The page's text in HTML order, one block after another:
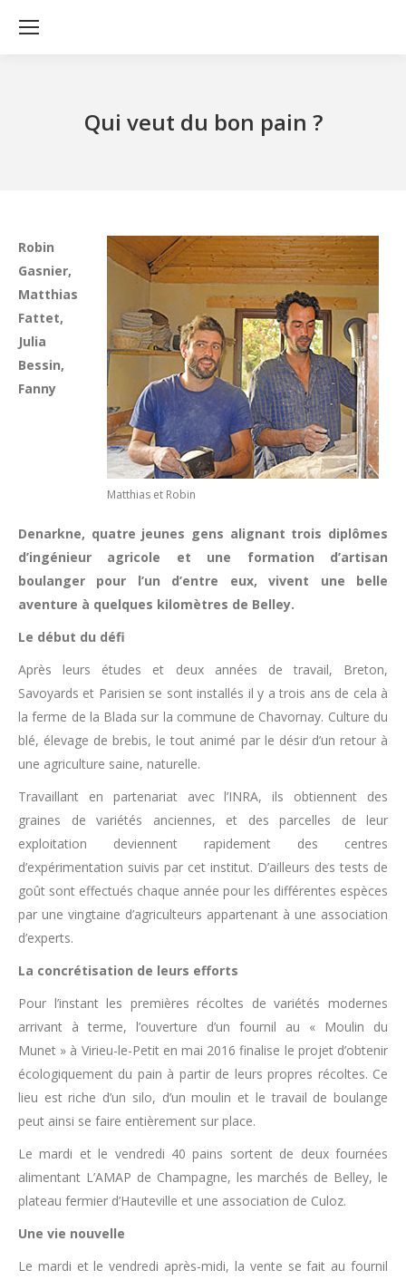
Qui veut du bon pain ?
Matthias et Robin
Robin
Gasnier,
Matthias
Fattet,
Julia
Bessin,
Fanny
Denarkne, quatre jeunes gens alignant trois diplômes
d’ingénieur agricole et une formation d’artisan
boulanger pour l’un d’entre eux, vivent une belle
aventure à quelques kilomètres de Belley.
Le début du défi
Après leurs études et deux années de travail, Breton,
Savoyards et Parisien se sont installés il y a trois ans de cela à
la ferme de la Blada sur la commune de Chavornay. Culture du
blé, élevage de brebis, le tout animé par le désir d’un retour à
une agriculture saine, naturelle.
Travaillant en partenariat avec l’INRA, ils obtiennent des
graines de variétés anciennes, et des parcelles de leur
exploitation deviennent rapidement des centres
d’expérimentation suivis par cet institut. D’ailleurs des tests de
goût sont effectués chaque année pour les différentes espèces
par une vingtaine d’agriculteurs appartenant à une association
d’experts.
La concrétisation de leurs efforts
Pour l’instant les premières récoltes de variétés modernes
arrivant à terme, l’ouverture d’un fournil au « Moulin du
Munet » à Virieu-le-Petit en mai 2016 finalise le projet d’obtenir
écologiquement du pain à partir de leurs propres récoltes. Ce
lieu est riche d’un silo, d’un moulin et le travail de boulange
peut ainsi se faire entièrement sur place.
Le mardi et le vendredi 40 pains sortent de deux fournées
alimentant L’AMAP de Champagne, les marchés de Belley, le
plateau fermier d’Hauteville et une association de Culoz.
Une vie nouvelle
Le mardi et le vendredi après-midi, la vente se fait au fournil